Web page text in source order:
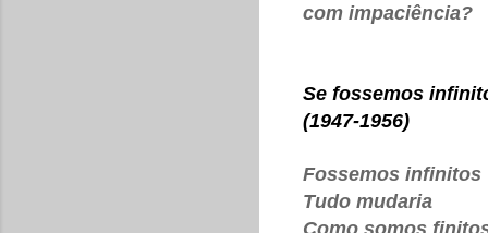
com impaciência?
Se fossemos
(1947-1956)
Fossemos infinitos
Tudo mudaria
Como somos